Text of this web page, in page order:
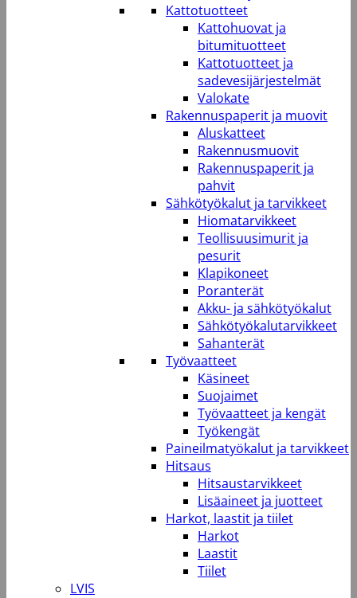
Kattotuotteet
Kattohuovat ja
bitumituotteet
Kattotuotteet ja
sadevesijärjestelmät
Valokate
Rakennuspaperit ja muovit
Aluskatteet
Rakennusmuovit
Rakennuspaperit ja
pahvit
Sähkötyökalut ja tarvikkeet
Hiomatarvikkeet
Teollisuusimurit ja
pesurit
Klapikoneet
Poranterät
Akku- ja sähkötyökalut
Sähkötyökalutarvikkeet
Sahanterät
Työvaatteet
Käsineet
Suojaimet
Työvaatteet ja kengät
Työkengät
Paineilmatyökalut ja tarvikkeet
Hitsaus
Hitsaustarvikkeet
Lisäaineet ja juotteet
Harkot, laastit ja tiilet
Harkot
Laastit
Tiilet
LVIS